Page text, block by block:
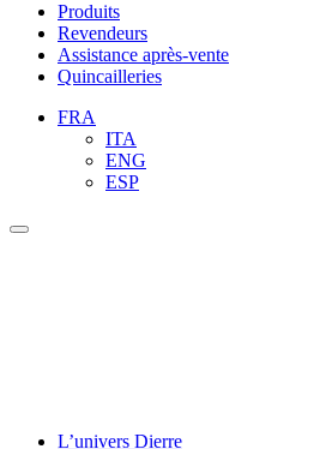
Produits
Revendeurs
Assistance après-vente
Quincailleries
FRA
ITA
ENG
ESP
L’univers Dierre